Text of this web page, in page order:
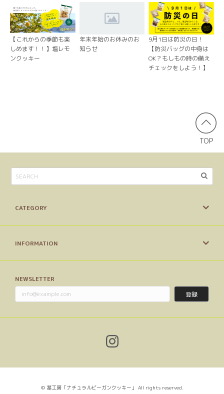
【これからの季節も楽
しめます！！】塩レモ
ンクッキー
年末年始のお休みのお
知らせ
9月1日は防災の日！
【防災バッグの中身は
OK？もしもの時の備え
チェックをしよう！】
TOP
CATEGORY
INFORMATION
NEWSLETTER
登録
© 茎工房「ナチュラルビーガンクッキー」 All rights reserved.